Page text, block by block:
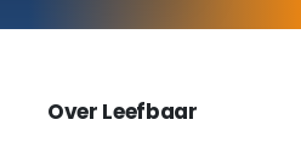
Over Leefbaar